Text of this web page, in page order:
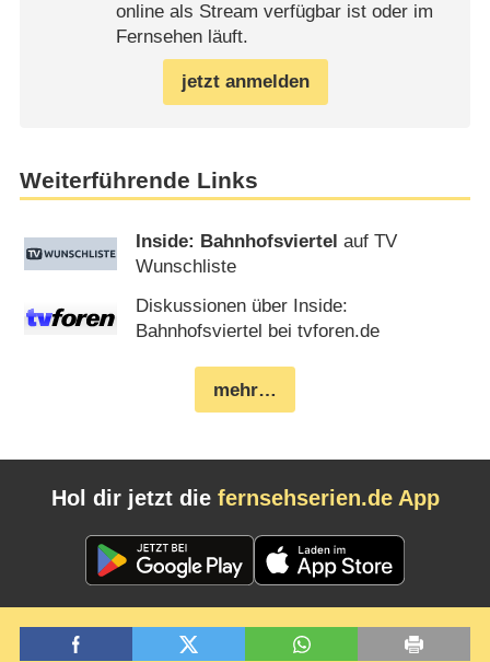
online als Stream verfügbar ist oder im
Fernsehen läuft.
jetzt anmelden
Weiterführende Links
Inside: Bahnhofsviertel auf TV
Wunschliste
Diskussionen über Inside:
Bahnhofsviertel bei tvforen.de
mehr…
Hol dir jetzt die fernsehserien.de App